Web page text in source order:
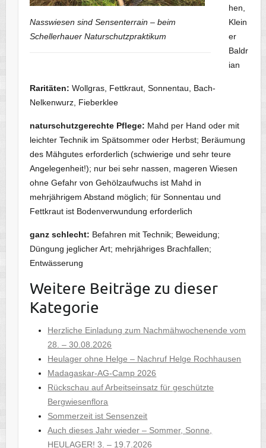
Nasswiesen sind Sensenterrain – beim
Schellerhauer Naturschutzpraktikum
hen,
Klein
er
Baldr
ian
Raritäten: Wollgras, Fettkraut, Sonnentau, Bach-
Nelkenwurz, Fieberklee
naturschutzgerechte Pflege: Mahd per Hand oder mit
leichter Technik im Spätsommer oder Herbst; Beräumung
des Mähgutes erforderlich (schwierige und sehr teure
Angelegenheit!); nur bei sehr nassen, mageren Wiesen
ohne Gefahr von Gehölzaufwuchs ist Mahd in
mehrjährigem Abstand möglich; für Sonnentau und
Fettkraut ist Bodenverwundung erforderlich
ganz schlecht: Befahren mit Technik; Beweidung;
Düngung jeglicher Art; mehrjähriges Brachfallen;
Entwässerung
Weitere Beiträge zu dieser
Kategorie
Herzliche Einladung zum Nachmähwochenende vom
28. – 30.08.2026
Heulager ohne Helge – Nachruf Helge Rochhausen
Madagaskar-AG-Camp 2026
Rückschau auf Arbeitseinsatz für geschützte
Bergwiesenflora
Sommerzeit ist Sensenzeit
Auch dieses Jahr wieder – Sommer, Sonne,
HEULAGER! 3. – 19.7.2026